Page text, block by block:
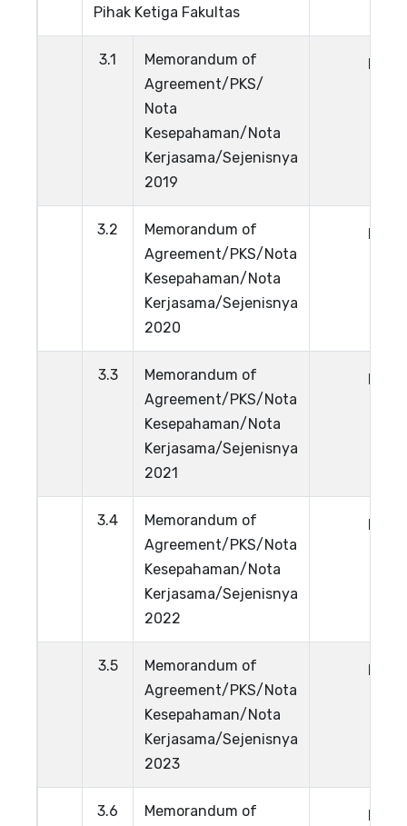
Pihak Ketiga Fakultas
3.1
Memorandum of
Agreement/PKS/
Nota
Kesepahaman/Nota
Kerjasama/Sejenisnya
2019
Lihat
3.2
Memorandum of
Agreement/PKS/Nota
Kesepahaman/Nota
Kerjasama/Sejenisnya
2020
Lihat
3.3
Memorandum of
Agreement/PKS/Nota
Kesepahaman/Nota
Kerjasama/Sejenisnya
2021
Lihat
3.4
Memorandum of
Agreement/PKS/Nota
Kesepahaman/Nota
Kerjasama/Sejenisnya
2022
Lihat
3.5
Memorandum of
Agreement/PKS/Nota
Kesepahaman/Nota
Kerjasama/Sejenisnya
2023
Lihat
3.6
Memorandum of
Lihat